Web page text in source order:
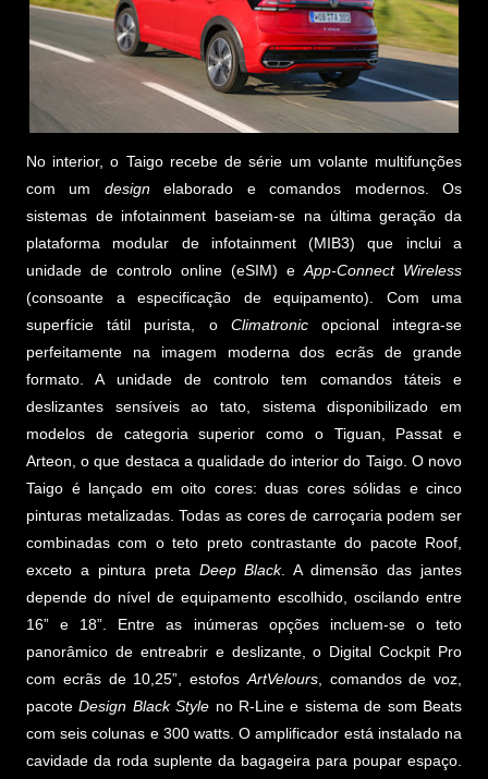
No interior, o Taigo recebe de série um volante multifunções
com um designelaborado e comandos modernos. Os
sistemas de infotainment baseiam-se na última geração da
plataforma modular de infotainment (MIB3) que inclui a
unidade de controlo online (eSIM) eApp-Connect Wireless
(consoante a especificação de equipamento). Com uma
superfície tátil purista, o Climatronicopcional integra-se
perfeitamente na imagem moderna dos ecrãs de grande
formato. A unidade de controlo tem comandos táteis e
deslizantes sensíveis ao tato, sistema disponibilizado em
modelos de categoria superior como o Tiguan, Passat e
Arteon, o que destaca a qualidade do interior do Taigo. O novo
Taigo é lançado em oito cores: duas cores sólidas e cinco
pinturas metalizadas. Todas as cores de carroçaria podem ser
combinadas com o teto preto contrastante do pacote Roof,
exceto a pintura pretaDeep Black. A dimensão das jantes
depende do nível de equipamento escolhido, oscilando entre
16” e 18”. Entre as inúmeras opções incluem-se o teto
panorâmico de entreabrir e deslizante, o Digital Cockpit Pro
com ecrãs de 10,25”, estofosArtVelours, comandos de voz,
pacoteDesign Black Style no R-Line e sistema de som Beats
com seis colunas e 300 watts. O amplificador está instalado na
cavidade da roda suplente da bagageira para poupar espaço.